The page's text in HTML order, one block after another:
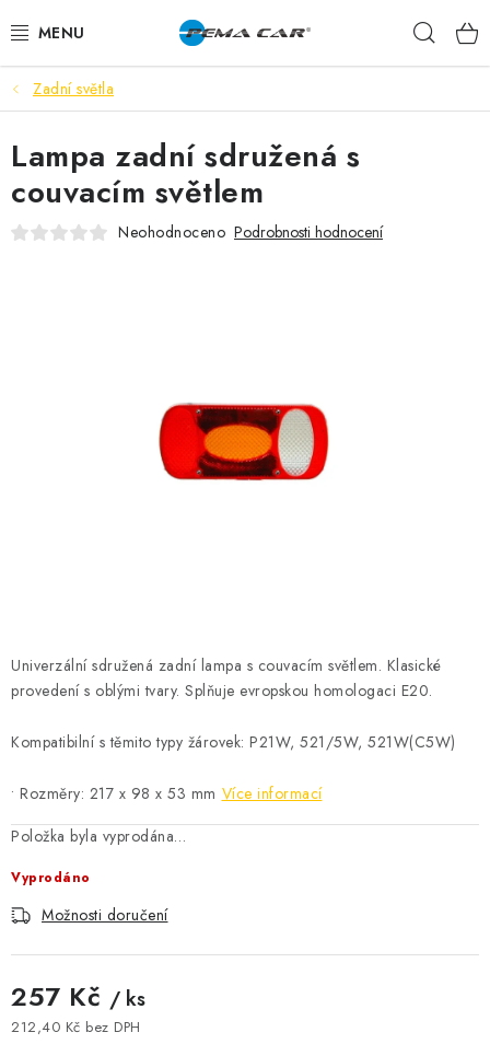
na
NOVINKY
DOPRODEJ
AUTODOPLŇKY
O nás Doprava Značky Kontakty
Reklamace
Zásady zpracování osobních údajů
Zadní světla
Univerzální sdružená zadní lampa s couvacím světlem. Klasické
provedení s oblými tvary. Splňuje evropskou homologaci E20.
Kompatibilní s těmito typy žárovek: P21W, 521/5W, 521W(C5W)
• Rozměry: 217 x 98 x 53 mm Více informací
Položka byla vyprodána…
Vyprodáno
Možnosti doručení
257 Kč / ks
212,40 Kč bez DPH
Lampa zadní sdružená s
couvacím světlem
Neohodnoceno Podrobnosti hodnocení